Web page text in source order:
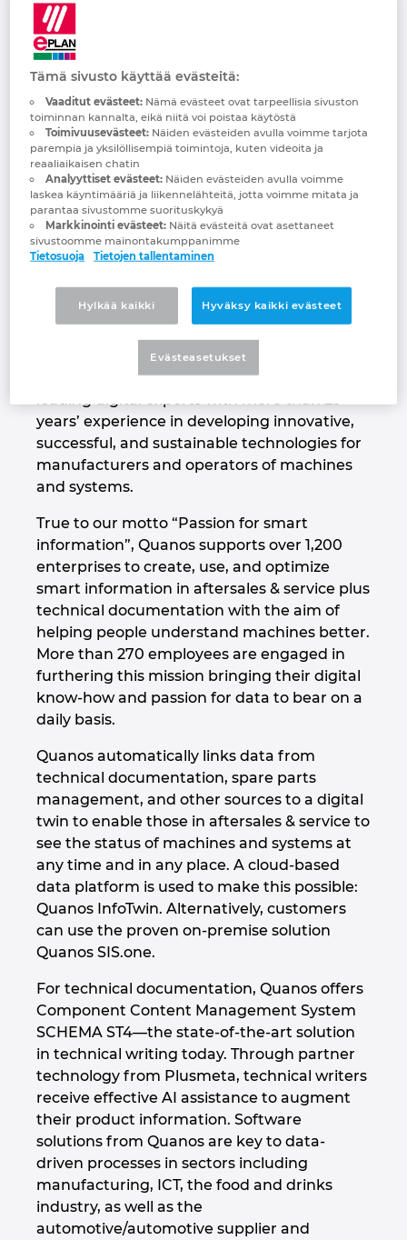
Quanos Solutions
GmbH
Passion for smart information!
Quanos acts as a software partner in
documentation. The group, formed by
merger in 2020, brings together market-
leading digital experts with more than 25
years’ experience in developing innovative,
successful, and sustainable technologies for
manufacturers and operators of machines
and systems.
True to our motto “Passion for smart
information”, Quanos supports over 1,200
enterprises to create, use, and optimize
smart information in aftersales & service plus
technical documentation with the aim of
helping people understand machines better.
More than 270 employees are engaged in
furthering this mission bringing their digital
know-how and passion for data to bear on a
daily basis.
Quanos automatically links data from
technical documentation, spare parts
management, and other sources to a digital
twin to enable those in aftersales & service to
see the status of machines and systems at
any time and in any place. A cloud-based
data platform is used to make this possible:
Quanos InfoTwin. Alternatively, customers
can use the proven on-premise solution
Quanos SIS.one.
For technical documentation, Quanos offers
Component Content Management System
SCHEMA ST4—the state-of-the-art solution
in technical writing today. Through partner
technology from Plusmeta, technical writers
receive effective AI assistance to augment
their product information. Software
solutions from Quanos are key to data-
driven processes in sectors including
manufacturing, ICT, the food and drinks
industry, as well as the
automotive/automotive supplier and
Rakennustekniikka
Asiakasraportit ja kokemukset
Konfigurointi
PDM / PLM Integraatio
EPLAN Data Portal
EPLAN Education kouluille
EPLAN Education opiskelijoille
EPLAN Collaboration Apps
Toimipaikat
Yhteydenotto
Trust Center
Brunei
Bulgaria
Chile
Espanja
Etelä-Afrikka
Etelä-Korea
Filippiinit
Irlanti
Iso-Britannia
Israel
Italia
Itävalta
Japani
Kanada
Kiina
Kiina Taiwan
Kolumbia
Kreikka
Kroatia
Liettua
Luxemburg
Malasia
Meksiko
Norja
Peru
Tämä sivusto käyttää evästeitä:
Vaaditut evästeet:Nämä evästeet ovat tarpeellisia sivuston
toiminnan kannalta, eikä niitä voi poistaa käytöstä
Toimivuusevästeet:Näiden evästeiden avulla voimme tarjota
parempia ja yksilöllisempiä toimintoja, kuten videoita ja
reaaliaikaisen chatin
Analyyttiset evästeet:Näiden evästeiden avulla voimme
laskea käyntimääriä ja liikennelähteitä, jotta voimme mitata ja
parantaa sivustomme suorituskykyä
Markkinointi evästeet:Näitä evästeitä ovat asettaneet
sivustoomme mainontakumppanimme
Tietosuoja
Tietojen tallentaminen
Hylkää kaikki Hyväksy kaikki evästeet
Evästeasetukset